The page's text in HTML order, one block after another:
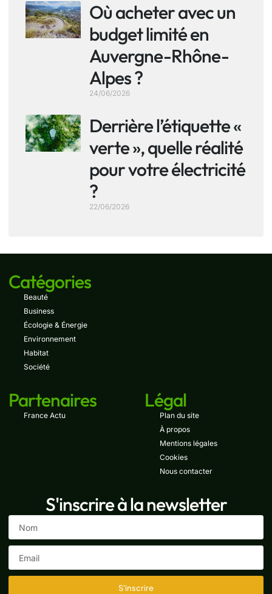
Où acheter avec un
budget limité en
Auvergne-Rhône-
Alpes ?
24/06/2026
Derrière l’étiquette «
verte », quelle réalité
pour votre électricité
?
22/06/2026
Catégories
Beauté
Business
Écologie & Énergie
Environnement
Habitat
Société
Partenaires
France Actu
Légal
Plan du site
À propos
Mentions légales
Cookies
Nous contacter
S'inscrire à la newsletter
S'inscrire